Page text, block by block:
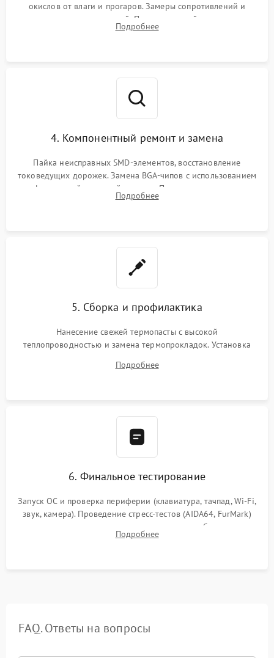
окислов от влаги и прогаров. Замеры сопротивлений и
дежурных напряжений. Проверка цепей питания,
мультиконтроллера, процессора и видеочипа.
Подробнее
4. Компонентный ремонт и замена
Пайка неисправных SMD-элементов, восстановление
токоведущих дорожек. Замена BGA-чипов с использованием
инфракрасной паяльной станции. Прошивка микросхемы
BIOS или замена поврежденных портов USB
Подробнее
5. Сборка и профилактика
Нанесение свежей термопасты с высокой
теплопроводностью и замена термопрокладок. Установка
шлейфов, модулей памяти и накопителей. Предварительная
Подробнее
6. Финальное тестирование
Запуск ОС и проверка периферии (клавиатура, тачпад, Wi-Fi,
звук, камера). Проведение стресс-тестов (AIDA64, FurMark)
для контроля температурного режима и стабильности
системы под пиковой нагрузкой.
Подробнее
FAQ. Ответы на вопросы